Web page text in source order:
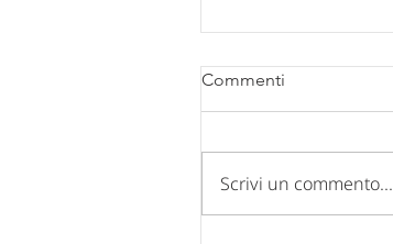
Commenti
Scrivi un commento...